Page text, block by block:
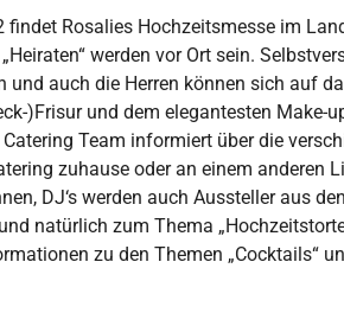
findet Rosalies Hochzeitsmesse im
werden vor Ort sein.
und auch die Herren können sich auf
)Frisur und dem elegantesten Make-
Team informiert über die
zuhause oder an einem anderen
DJ‘s werden auch Aussteller aus
natürlich zum Thema
zu den Themen „Cocktails“